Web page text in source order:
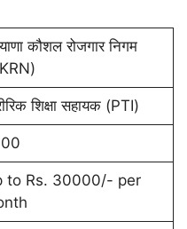
कौशल रोजगार निगम
शिक्षा सहायक (PTI)
to Rs. 30000/- per